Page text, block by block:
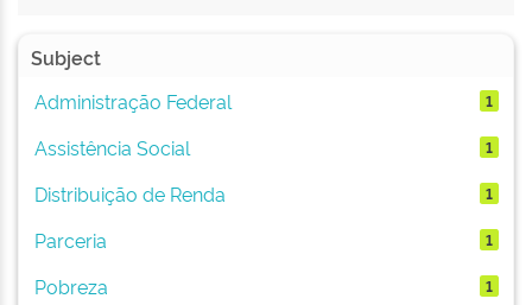
Subject
Administração Federal
1
Assistência Social 1
Distribuição de Renda 1
Parceria 1
Pobreza 1